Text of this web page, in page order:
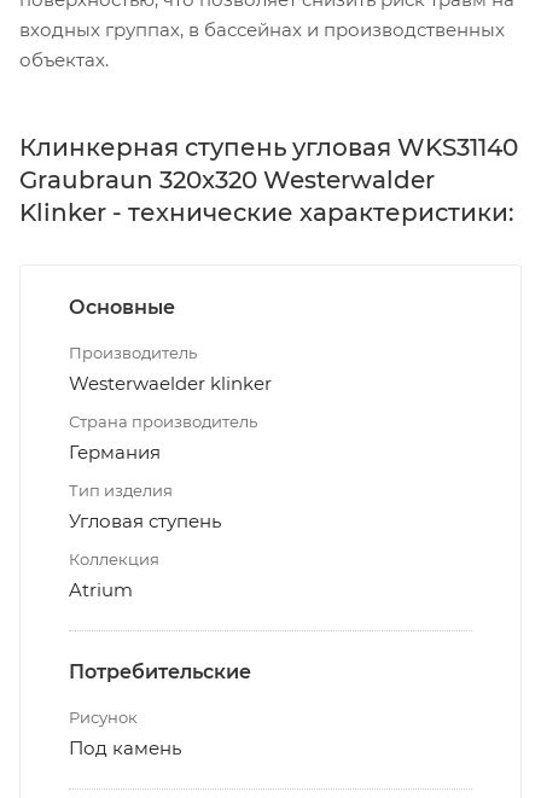
входных группах, в бассейнах и производственных
объектах.
Клинкерная ступень угловая WKS31140
Graubraun 320x320 Westerwalder
Klinker - технические характеристики:
Основные
Производитель
Westerwaelder klinker
Страна производитель
Германия
Тип изделия
Угловая ступень
Коллекция
Atrium
Потребительские
Рисунок
Под камень